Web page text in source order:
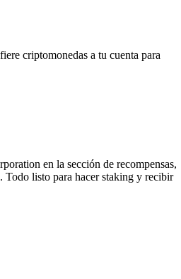
criptomonedas a tu cuenta para
en la sección de recompensas,
Todo listo para hacer staking y recibir